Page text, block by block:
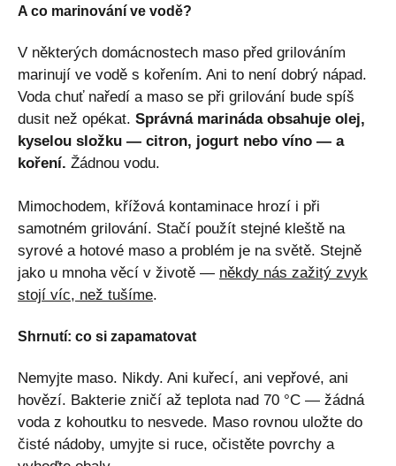
A co marinování ve vodě?
V některých domácnostech maso před grilováním
marinují ve vodě s kořením. Ani to není dobrý nápad.
Voda chuť naředí a maso se při grilování bude spíš
dusit než opékat. Správná marináda obsahuje olej,
kyselou složku — citron, jogurt nebo víno — a
koření. Žádnou vodu.
Mimochodem, křížová kontaminace hrozí i při
samotném grilování. Stačí použít stejné kleště na
syrové a hotové maso a problém je na světě. Stejně
jako u mnoha věcí v životě — někdy nás zažitý zvyk
stojí víc, než tušíme.
Shrnutí: co si zapamatovat
Nemyjte maso. Nikdy. Ani kuřecí, ani vepřové, ani
hovězí. Bakterie zničí až teplota nad 70 °C — žádná
voda z kohoutku to nesvede. Maso rovnou uložte do
čisté nádoby, umyjte si ruce, očistěte povrchy a